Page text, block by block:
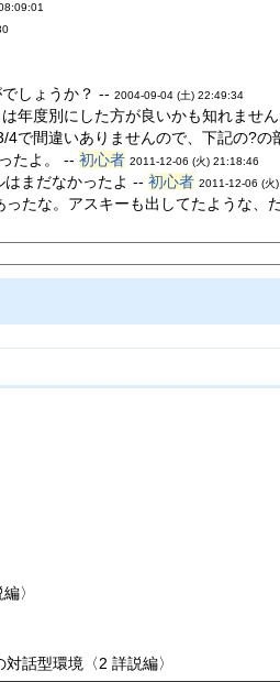
しょうか？ -- 2004-09-04 (土) 22:49:34
年度別にした方が良いかも知れませ
で間違いありませんので、下記の?の
たよ。 -- 初心者 2011-12-06 (火) 21:18:46
まだなかったよ -- 初心者 2011-12-06 (火
ったな。アスキーも出してたような、
〉
話型環境〈2 詳説編〉